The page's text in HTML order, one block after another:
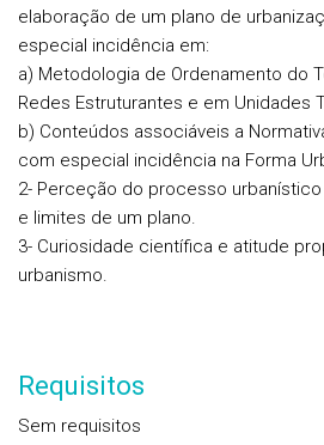
elaboração de um plano de
especial incidência em:
a) Metodologia de Ordenamento do
Redes Estruturantes e em Unidades
b) Conteúdos associáveis a
com especial incidência na Forma
2- Perceção do processo
e limites de um plano.
3- Curiosidade científica e atitude
urbanismo.
Requisitos
Sem requisitos